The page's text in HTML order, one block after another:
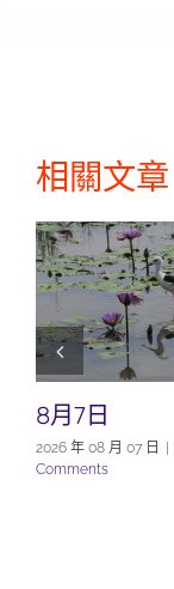
相關文章
8月7日
2026 年 08 月 07 日 |
Comments